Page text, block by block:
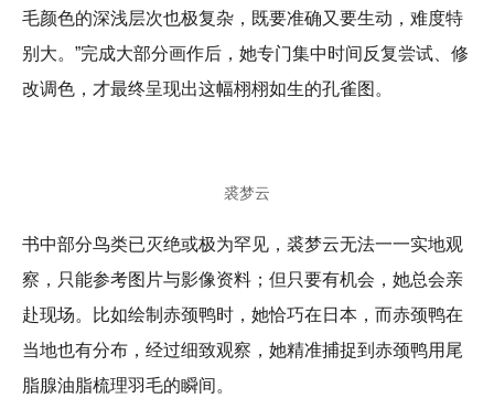
毛颜色的深浅层次也极复杂，既要准确又要生动，难度特
别大。”完成大部分画作后，她专门集中时间反复尝试、修
改调色，才最终呈现出这幅栩栩如生的孔雀图。
裘梦云
书中部分鸟类已灭绝或极为罕见，裘梦云无法一一实地观
察，只能参考图片与影像资料；但只要有机会，她总会亲
赴现场。比如绘制赤颈鸭时，她恰巧在日本，而赤颈鸭在
当地也有分布，经过细致观察，她精准捕捉到赤颈鸭用尾
脂腺油脂梳理羽毛的瞬间。